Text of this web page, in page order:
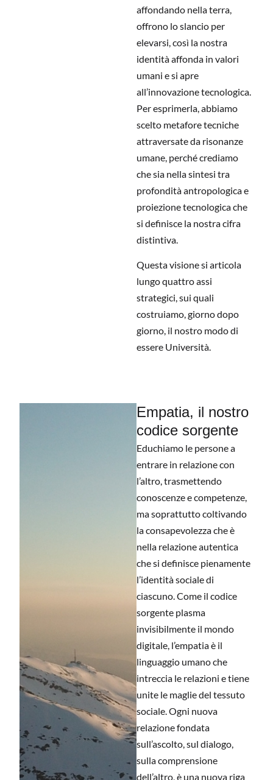
affondando nella terra,
offrono lo slancio per
elevarsi, così la nostra
identità affonda in valori
umani e si apre
all’innovazione tecnologica.
Per esprimerla, abbiamo
scelto metafore tecniche
attraversate da risonanze
umane, perché crediamo
che sia nella sintesi tra
profondità antropologica e
proiezione tecnologica che
si definisce la nostra cifra
distintiva.
Questa visione si articola
lungo quattro assi
strategici, sui quali
costruiamo, giorno dopo
giorno, il nostro modo di
essere Università.
Empatia, il nostro
codice sorgente
Educhiamo le persone a
entrare in relazione con
l’altro, trasmettendo
conoscenze e competenze,
ma soprattutto coltivando
la consapevolezza che è
nella relazione autentica
che si definisce pienamente
l’identità sociale di
ciascuno. Come il codice
sorgente plasma
invisibilmente il mondo
digitale, l’empatia è il
linguaggio umano che
intreccia le relazioni e tiene
unite le maglie del tessuto
sociale. Ogni nuova
relazione fondata
sull’ascolto, sul dialogo,
sulla comprensione
dell’altro, è una nuova riga